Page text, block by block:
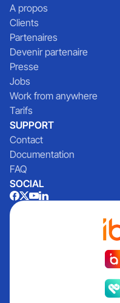
A propos
Clients
Partenaires
Devenir partenaire
Presse
Jobs
Work from anywhere
Tarifs
SUPPORT
Contact
Documentation
FAQ
SOCIAL